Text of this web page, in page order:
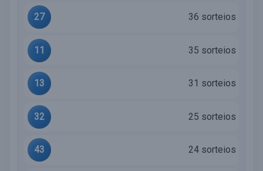
27 36 sorteios
11 35 sorteios
13 31 sorteios
32 25 sorteios
43 24 sorteios